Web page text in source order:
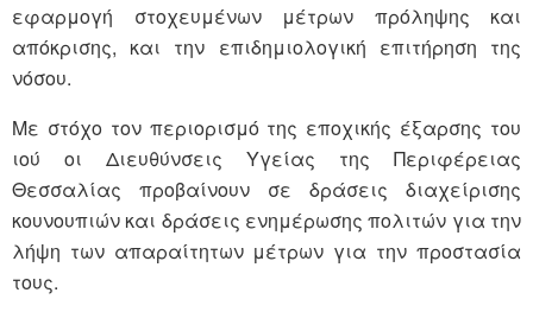
εφαρμογή στοχευμένων μέτρων πρόληψης και
απόκρισης, και την επιδημιολογική επιτήρηση της
νόσου.
Με στόχο τον περιορισμό της εποχικής έξαρσης του
ιού οι Διευθύνσεις Υγείας της Περιφέρειας
Θεσσαλίας προβαίνουν σε δράσεις διαχείρισης
κουνουπιών και δράσεις ενημέρωσης πολιτών για την
λήψη των απαραίτητων μέτρων για την προστασία
τους.